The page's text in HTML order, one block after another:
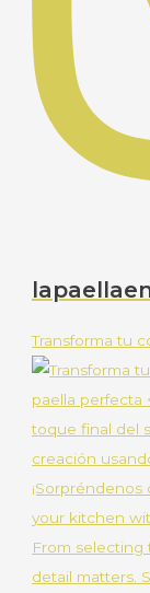
Transforma tu